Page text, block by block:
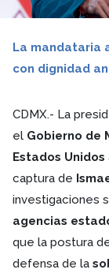
La mandataria
con dignidad
CDMX.- La
el Gobierno de
Estados Unidos
captura de
investigaciones
agencias
que la postura
defensa de la